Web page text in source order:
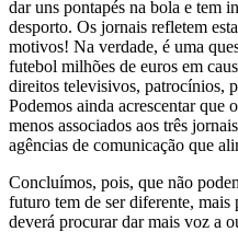
dar uns pontapés na bola e tem
desporto. Os jornais refletem
motivos! Na verdade, é uma
futebol milhões de euros em
direitos televisivos, patrocínios,
Podemos ainda acrescentar que
menos associados aos três
agências de comunicação que
Concluímos, pois, que não
futuro tem de ser diferente,
deverá procurar dar mais voz a